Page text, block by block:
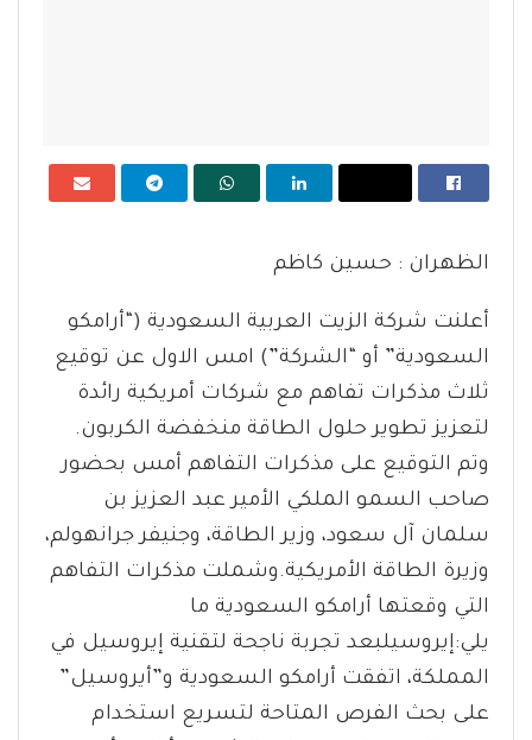
الظهران : حسين كاظم
أعلنت شركة الزيت العربية السعودية (“أرامكو
السعودية” أو “الشركة”) امس الاول عن توقيع
ثلاث مذكرات تفاهم مع شركات أمريكية رائدة
لتعزيز تطوير حلول الطاقة منخفضة الكربون.
وتم التوقيع على مذكرات التفاهم أمس بحضور
صاحب السمو الملكي الأمير عبد العزيز بن
سلمان آل سعود، وزير الطاقة، وجنيفر جرانهولم،
وزيرة الطاقة الأمريكية.وشملت مذكرات التفاهم
التي وقعتها أرامكو السعودية ما
يلي:إيروسيلبعد تجربة ناجحة لتقنية إيروسيل في
المملكة، اتفقت أرامكو السعودية و”أيروسيل”
على بحث الفرص المتاحة لتسريع استخدام